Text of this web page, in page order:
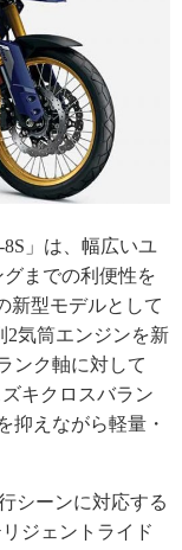
」は、幅広いユ
までの利便性を
新型モデルとして
2気筒エンジンを新
ンク軸に対して
キクロスバラン
抑えながら軽量・
シーンに対応する
ジェントライド